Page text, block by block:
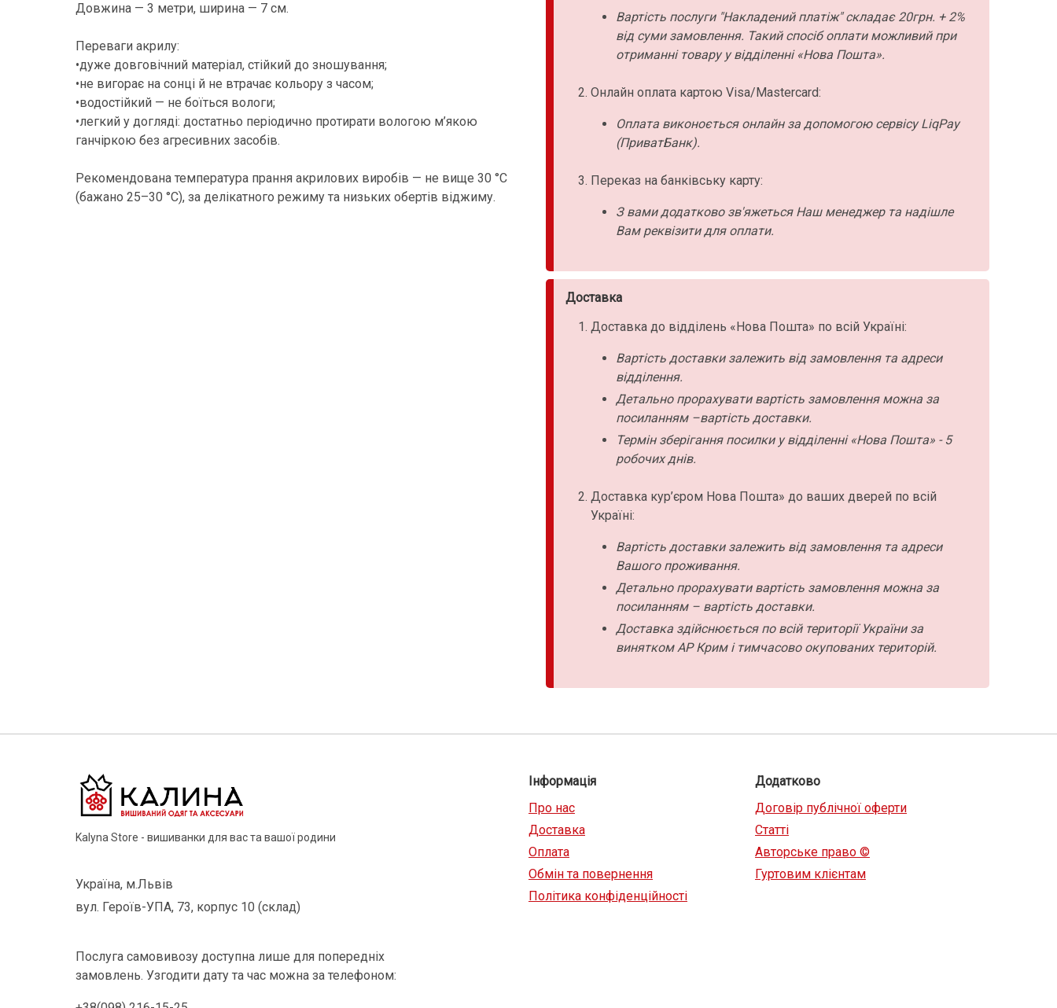
Довжина — 3 метри, ширина — 7 см.
Переваги акрилу:
•дуже довговічний матеріал, стійкий до зношування;
•не вигорає на сонці й не втрачає кольору з часом;
•водостійкий — не боїться вологи;
•легкий у догляді: достатньо періодично протирати вологою м’якою
ганчіркою без агресивних засобів.
Рекомендована температура прання акрилових виробів — не вище 30 °C
(бажано 25–30 °C), за делікатного режиму та низьких обертів віджиму.
Вартість послуги "Накладений платіж" складає 20грн. + 2%
від суми замовлення. Такий спосіб оплати можливий при
отриманні товару у відділенні «Нова Пошта».
Онлайн оплата картою Visa/Mastercard:
Оплата виконоється онлайн за допомогою сервісу LiqPay
(ПриватБанк).
Переказ на банківську карту:
З вами додатково зв'яжеться Наш менеджер та надішле
Вам реквізити для оплати.
Доставка
Доставка до відділень «Нова Пошта» по всій Україні:
Вартість доставки залежить від замовлення та адреси
відділення.
Детально прорахувати вартість замовлення можна за
посиланням –вартість доставки.
Термін зберігання посилки у відділенні «Нова Пошта» - 5
робочих днів.
Доставка кур’єром Нова Пошта» до ваших дверей по всій
Україні:
Вартість доставки залежить від замовлення та адреси
Вашого проживання.
Детально прорахувати вартість замовлення можна за
посиланням – вартість доставки.
Доставка здійснюється по всій території України за
винятком АР Крим і тимчасово окупованих територій.
Kalyna Store - вишиванки для вас та вашої родини
Україна, м.Львів
вул. Героїв-УПА, 73, корпус 10 (склад)
Послуга самовивозу доступна лише для попередніх
замовлень. Узгодити дату та час можна за телефоном:
Інформація
Про нас
Доставка
Оплата
Обмін та повернення
Політика конфіденційності
Додатково
Договір публічної оферти
Статті
Авторське право ©
Гуртовим клієнтам